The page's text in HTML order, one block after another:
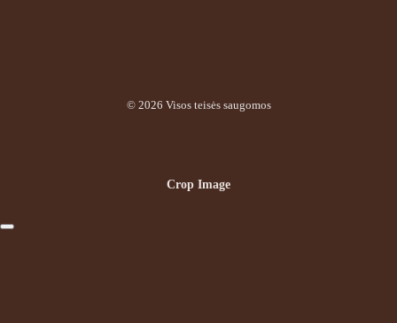
© 2026 Visos teisės saugomos
Crop Image